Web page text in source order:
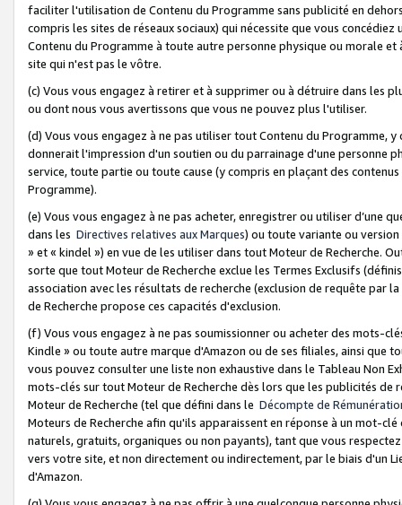
faciliter l'utilisation de Contenu du Programme sans publicité en
compris les sites de réseaux sociaux) qui nécessite que vous
Contenu du Programme à toute autre personne physique ou morale
site qui n'est pas le vôtre.
(c) Vous vous engagez à retirer et à supprimer ou à détruire dans les
ou dont nous vous avertissons que vous ne pouvez plus l'utiliser.
(d) Vous vous engagez à ne pas utiliser tout Contenu du Programme,
donnerait l'impression d'un soutien ou du parrainage d'une personne
service, toute partie ou toute cause (y compris en plaçant des
Programme).
(e) Vous vous engagez à ne pas acheter, enregistrer ou utiliser d’une
dans les Directives relatives aux Marques) ou toute variante ou
» et « kindel ») en vue de les utiliser dans tout Moteur de Recherche.
sorte que tout Moteur de Recherche exclue les Termes Exclusifs
association avec les résultats de recherche (exclusion de requête
de Recherche propose ces capacités d'exclusion.
(f) Vous vous engagez à ne pas soumissionner ou acheter des mots-
Kindle » ou toute autre marque d'Amazon ou de ses filiales, ainsi que
vous pouvez consulter une liste non exhaustive dans le Tableau Non
mots-clés sur tout Moteur de Recherche dès lors que les publicités de
Moteur de Recherche (tel que défini dans le Décompte de
Moteurs de Recherche afin qu'ils apparaissent en réponse à un mot-
naturels, gratuits, organiques ou non payants), tant que vous
vers votre site, et non directement ou indirectement, par le biais d'un
d'Amazon.